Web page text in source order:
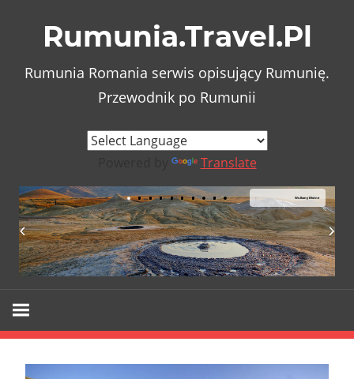
Rumunia.Travel.Pl
Rumunia Romania serwis opisujący Rumunię.
Przewodnik po Rumunii
Translate
Wulkany Błotne